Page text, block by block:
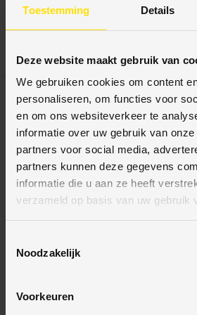
Toestemming Details
Deze website maakt gebruik van
We gebruiken cookies om content
personaliseren, om functies voor
en om ons websiteverkeer te
informatie over uw gebruik van
partners voor social media,
partners kunnen deze gegevens
informatie die u aan ze heeft
verzameld op basis van uw gebruik
Noodzakelijk
Voorkeuren
zwart, 300 cm lang
Eenheid prijs
€9,98/m €2,81
Watervaste kunststof plint
meter